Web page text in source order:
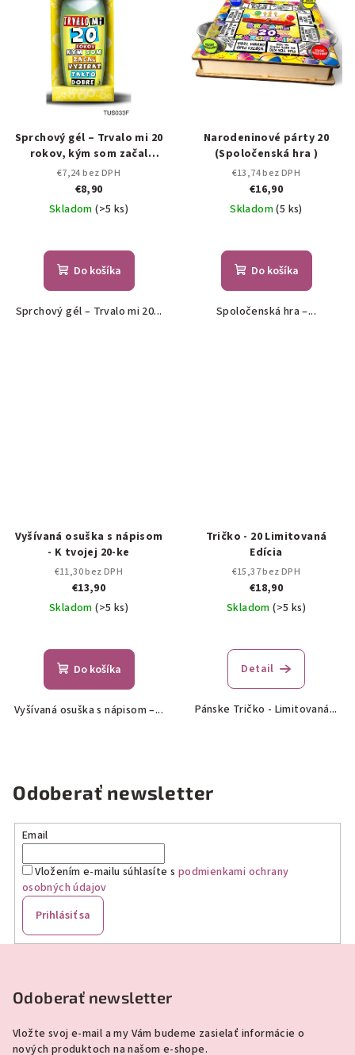
Sprchový gél – Trvalo mi 20
rokov, kým som začal
vyzerať takto dobre!
€7,24 bez DPH
€8,90
Skladom(>5 ks)
Do košíka
Sprchový gél – Trvalo mi 20...
Narodeninové párty 20
(Spoločenská hra )
€13,74 bez DPH
€16,90
Skladom(5 ks)
Do košíka
Spoločenská hra –...
Vyšívaná osuška s nápisom
- K tvojej 20-ke
€11,30 bez DPH
€13,90
Skladom(>5 ks)
Do košíka
Vyšívaná osuška s nápisom –...
Tričko - 20 Limitovaná
Edícia
€15,37 bez DPH
€18,90
Skladom(>5 ks)
Detail
Pánske Tričko - Limitovaná...
Odoberať newsletter
Email
Vložením e-mailu súhlasíte s podmienkami ochrany
osobných údajov
Prihlásiť sa
Odoberať newsletter
Vložte svoj e-mail a my Vám budeme zasielať informácie o
nových produktoch na našom e-shope.